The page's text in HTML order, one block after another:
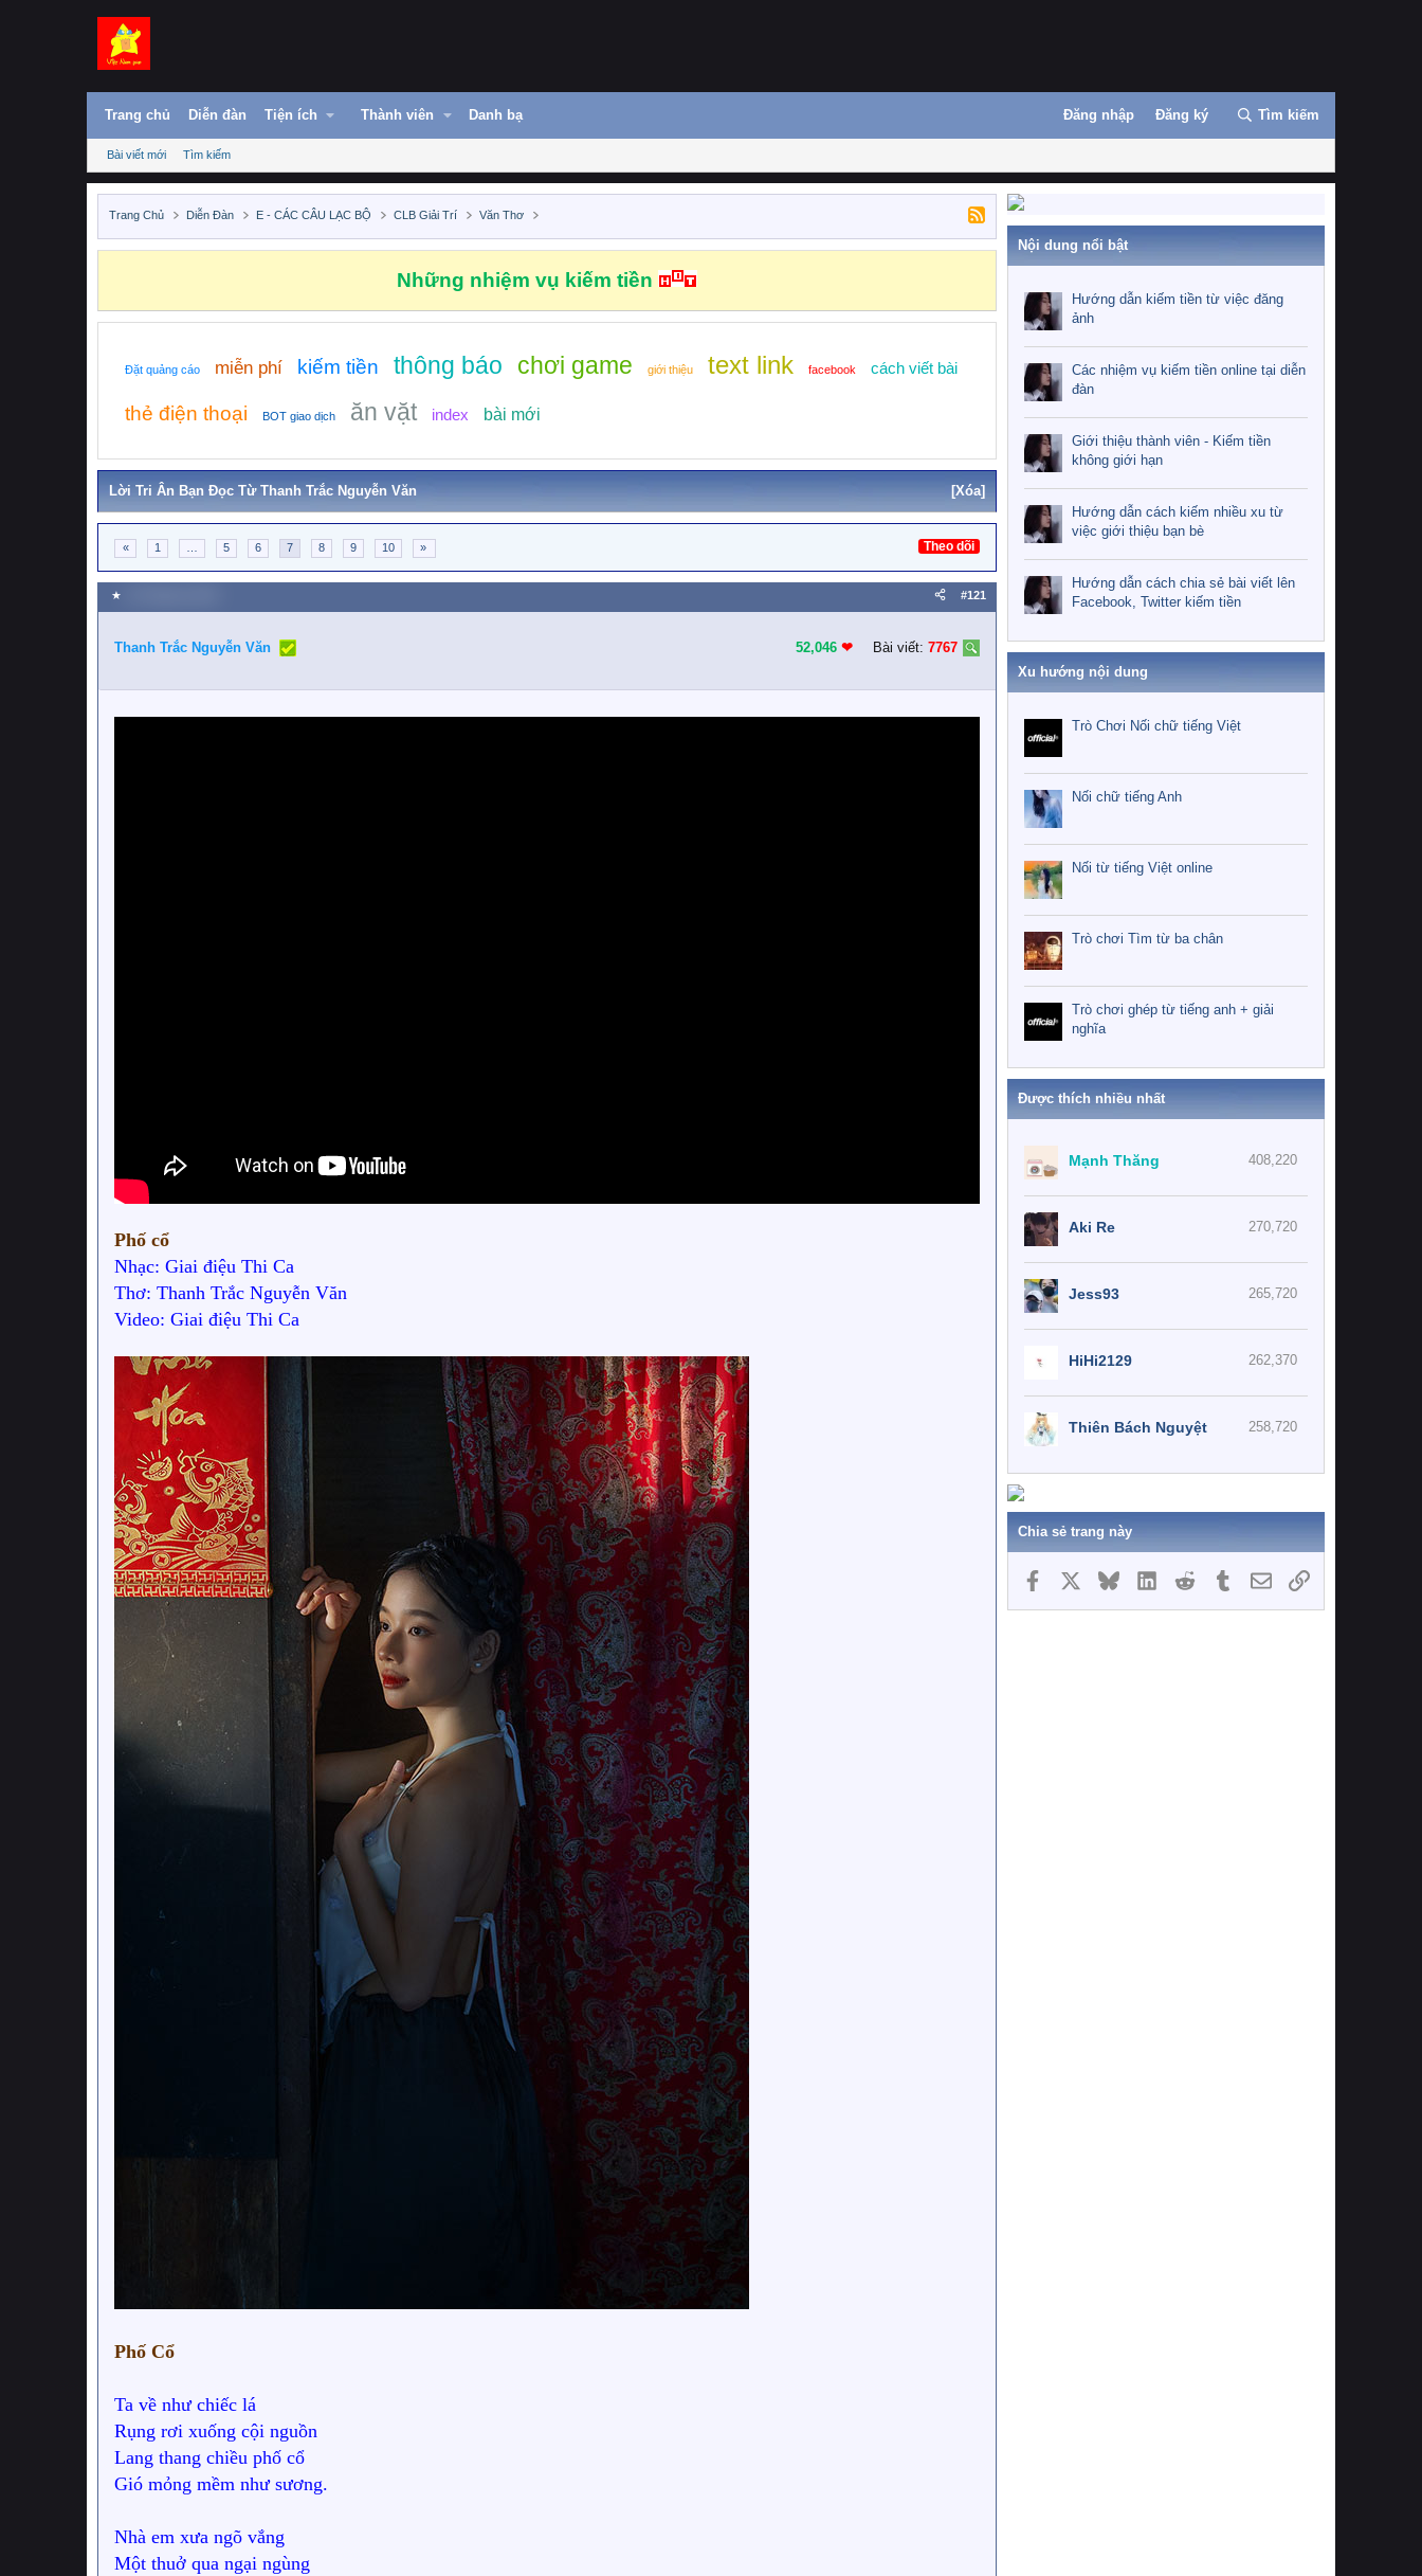
Trang chủ Diễn đàn Tiện ích Thành viên Danh bạ Đăng nhập Đăng ký Tìm kiếm
Bài viết mới Tìm kiếm
Trang Chủ Diễn Đàn E - CÁC CÂU LẠC BỘ CLB Giải Trí Văn Thơ
Những nhiệm vụ kiếm tiền
Đặt quảng cáo miễn phí kiếm tiền thông báo chơi game giới thiệu text link facebook cách viết bài
thẻ điện thoại BOT giao dịch ăn vặt index bài mới
Lời Tri Ân Bạn Đọc Từ Thanh Trắc Nguyễn Văn [Xóa]
« 1 5 6 7 8 9 10 » Theo dõi
★ #121
Thanh Trắc Nguyễn Văn 52,046 ❤︎ Bài viết: 7767
Phố cổ
Nhạc: Giai điệu Thi Ca
Thơ: Thanh Trắc Nguyễn Văn
Video: Giai điệu Thi Ca
Phố Cổ
Ta về như chiếc lá
Rụng rơi xuống cội nguồn
Lang thang chiều phố cổ
Gió mỏng mềm như sương.
Nhà em xưa ngõ vắng
Một thuở qua ngại ngùng
Nội dung nổi bật
Hướng dẫn kiếm tiền từ việc đăng
ảnh
Các nhiệm vụ kiếm tiền online tại diễn
đàn
Giới thiệu thành viên - Kiếm tiền
không giới hạn
Hướng dẫn cách kiếm nhiều xu từ
việc giới thiệu bạn bè
Hướng dẫn cách chia sẻ bài viết lên
Facebook, Twitter kiếm tiền
Xu hướng nội dung
Trò Chơi Nối chữ tiếng Việt
Nối chữ tiếng Anh
Nối từ tiếng Việt online
Trò chơi Tìm từ ba chân
Trò chơi ghép từ tiếng anh + giải
nghĩa
Được thích nhiều nhất
408,220
Mạnh Thăng
270,720
Aki Re
265,720
Jess93
262,370
HiHi2129
258,720
Thiên Bách Nguyệt
Chia sẻ trang này
Facebook BlueskyLinkedInReddit TumblrEmailLink